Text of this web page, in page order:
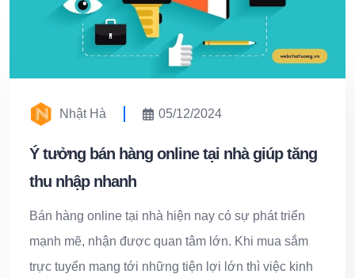
Nhật Hà 05/12/2024
Ý tưởng bán hàng online tại nhà giúp tăng
thu nhập nhanh
Bán hàng online tại nhà hiện nay có sự phát triển
mạnh mẽ, nhận được quan tâm lớn. Khi mua sắm
trực tuyến mang tới những tiện lợi lớn thì việc kinh